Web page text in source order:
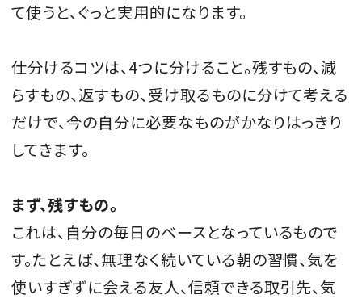
て使うと、ぐっと実用的になります。
仕分けるコツは、4つに分けること。残すもの、減
らすもの、返すもの、受け取るものに分けて考える
だけで、今の自分に必要なものがかなりはっきり
してきます。
まず、残すもの。
これは、自分の毎日のベースとなっているもので
す。たとえば、無理なく続いている朝の習慣、気を
使いすぎずに会える友人、信頼できる取引先、気